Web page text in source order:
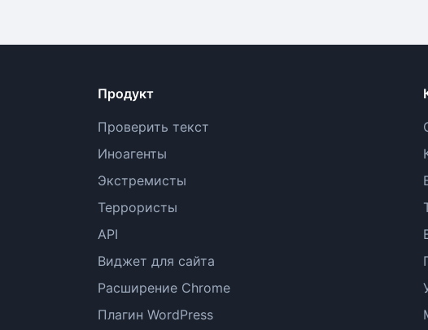
Продукт
Проверить текст
Иноагенты
Экстремисты
Террористы
API
Виджет для сайта
Расширение Chrome
Плагин WordPress